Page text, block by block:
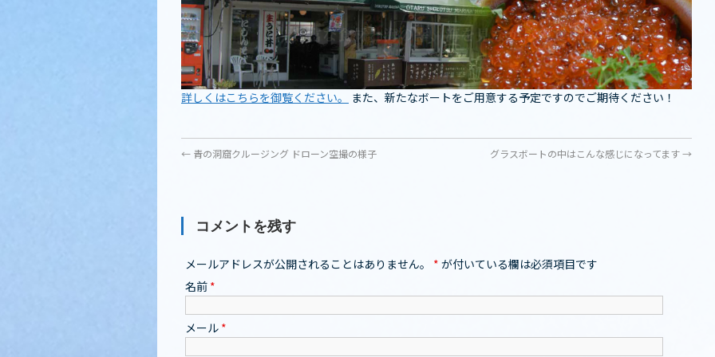
詳しくはこちらを御覧ください。 また、新たなボートをご用意する予定ですのでご期待ください！
← 青の洞窟クルージング ドローン空撮の様子 グラスボートの中はこんな感じになってます→
コメントを残す
メールアドレスが公開されることはありません。 * が付いている欄は必須項目です
名前 *
メール *